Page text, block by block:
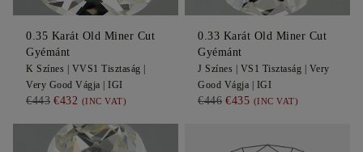
0.35 Karát Old Miner Cut
Gyémánt
K Színes | VVS1 Tisztaság |
Very Good Vágja | IGI
€443 €432 (INC VAT)
0.33 Karát Old Miner Cut
Gyémánt
J Színes | VS1 Tisztaság | Very
Good Vágja | IGI
€446 €435 (INC VAT)